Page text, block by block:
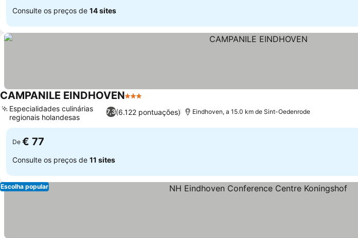
Consulte os preços de 14 sites
CAMPANILE EINDHOVEN3 Estrelas
7,3(6.122 pontuações)
Especialidades culinárias
regionais holandesas
Eindhoven, a 15.0 km de Sint-Oedenrode
De € 77
Consulte os preços de 11 sites
Escolha popular